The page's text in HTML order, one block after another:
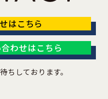
はこちら
わせはこちら
ちしております。